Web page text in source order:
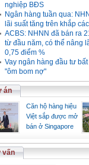
nghiệp BĐS
Ngân hàng tuần qua:
lãi suất tăng trên khắp
ACBS: NHNN đã bán ra
từ đầu năm, có thể nâng
0,75 điểm %
Vay ngân hàng đầu tư
"ôm bom nợ"
án
Căn hộ hàng hiệu
Việt sắp được mở
bán ở Singapore
vấn